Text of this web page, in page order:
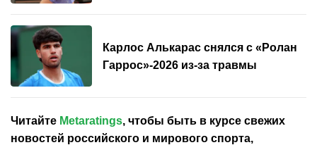
Карлос Алькарас снялся с «Ролан
Гаррос»-2026 из-за травмы
Читайте Metaratings, чтобы быть в курсе свежих
новостей российского и мирового спорта,